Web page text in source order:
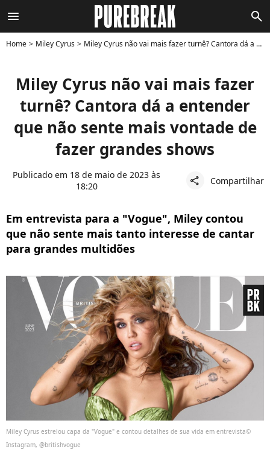
menu search
Home Miley Cyrus Miley Cyrus não vai mais fazer turnê? Cantora dá a entender que não sente mais vontade de fazer grandes shows
Miley Cyrus não vai mais fazer
turnê? Cantora dá a entender
que não sente mais vontade de
fazer grandes shows
Publicado em 18 de maio de 2023 às
18:20
share Compartilhar
Em entrevista para a "Vogue", Miley contou
que não sente mais tanto interesse de cantar
para grandes multidões
Miley Cyrus estrelou capa da "Vogue" e contou detalhes de sua vida em entrevista©
Instagram, @britishvogue